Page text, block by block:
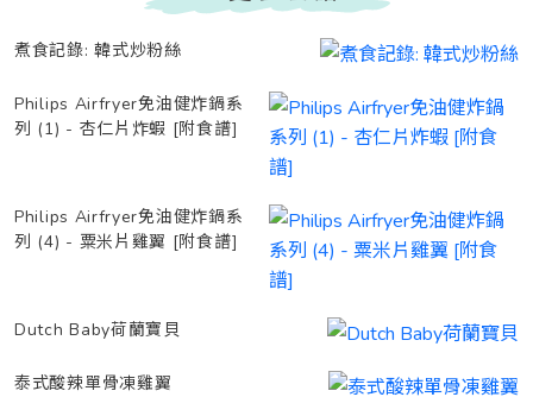
煮食記錄: 韓式炒粉絲
Philips Airfryer免油健炸鍋系
列 (1) - 杏仁片炸蝦 [附食譜]
Philips Airfryer免油健炸鍋系
列 (4) - 粟米片雞翼 [附食譜]
Dutch Baby荷蘭寶貝
泰式酸辣單骨凍雞翼